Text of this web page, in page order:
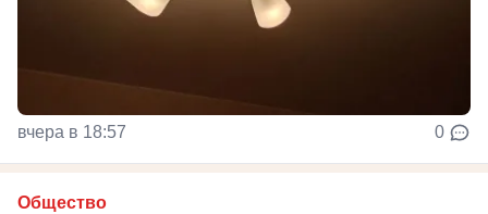
вчера в 18:57 0
Общество